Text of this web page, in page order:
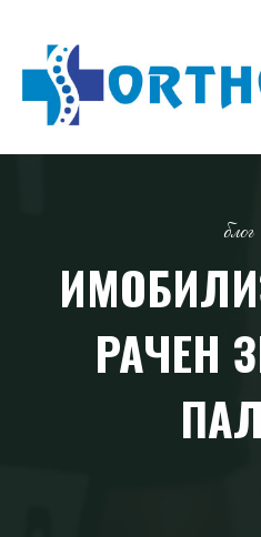
ЗЕГИН
блог
РАЧЕН